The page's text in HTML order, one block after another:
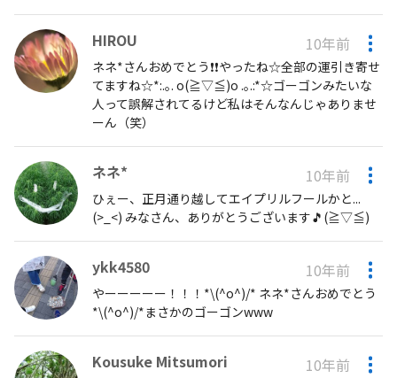
HIROU 10年前
ネネ*さんおめでとう❗️❗️やったね☆全部の運引き寄せ
てますね☆*:.｡. o(≧▽≦)o .｡.:*☆ゴーゴンみたいな
人って誤解されてるけど私はそんなんじゃありませ
ーん（笑）
ネネ* 10年前
ひぇー、正月通り越してエイプリルフールかと...
(>_<) みなさん、ありがとうございます🎵(≧▽≦)
ykk4580 10年前
やーーーーー！！！*\(^o^)/* ネネ*さんおめでとう
*\(^o^)/*まさかのゴーゴンwww
Kousuke Mitsumori 10年前